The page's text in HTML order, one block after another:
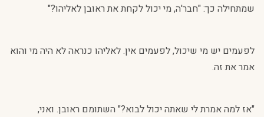
שמתחילה כך: "חבר'ה, מי יכול לקחת את ראובן לאליהו?"
לפעמים יש מי שיכול, לפעמים אין. לאליהו כנראה לא היה מי והוא
אמר את זה.
"אז למה אמרת לי שאתה יכול לבוא?" השתומם ראובן. ואני,